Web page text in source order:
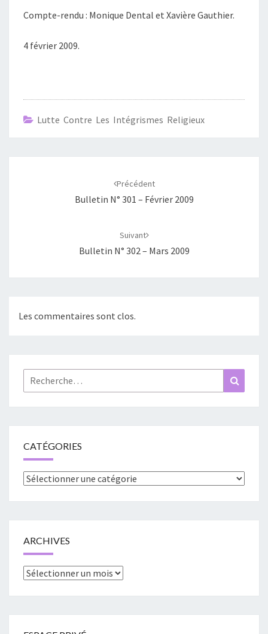
Compte-rendu : Monique Dental et Xavière Gauthier.
4 février 2009.
Lutte Contre Les Intégrismes Religieux
Précédent
Bulletin N° 301 – Février 2009
Suivant
Bulletin N° 302 – Mars 2009
Les commentaires sont clos.
Rechercher :
CATÉGORIES
Catégories
ARCHIVES
Archives